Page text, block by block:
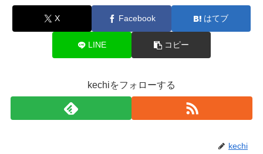
X Facebook はてブ
LINE コピー
kechiをフォローする
kechi